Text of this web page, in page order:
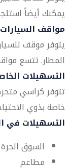
يمكنك أيضاً
مواقف السيارات
يتوفر موقف
المطار. تتسع مواقف
التسهيلات
تتوفر كراسي
خاصة بذوي
التسهيلات في
السوق الحرة
مطاعم